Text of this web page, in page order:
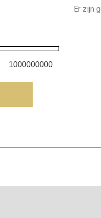
Er zijn